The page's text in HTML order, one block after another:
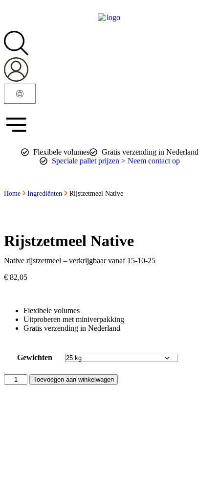
Flexibele volumes
Gratis verzending in Nederland
Speciale pallet prijzen > Neem contact op
Home Ingrediënten Rijstzetmeel Native
Rijstzetmeel Native
Native rijstzetmeel – verkrijgbaar vanaf 15-10-25
€ 82,05
Flexibele volumes
Uitproberen met miniverpakking
Gratis verzending in Nederland
Gewichten
Toevoegen aan winkelwagen